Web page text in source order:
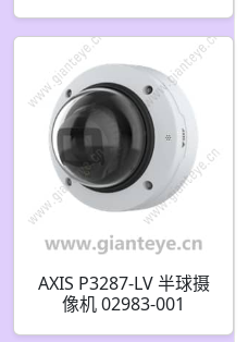
AXIS P3287-LV 半球摄
像机 02983-001